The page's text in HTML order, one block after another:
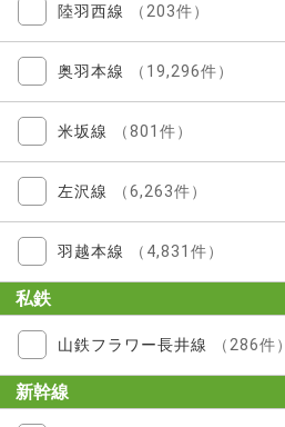
陸羽西線 （203件）
奥羽本線 （19,296件）
米坂線 （801件）
左沢線 （6,263件）
羽越本線 （4,831件）
私鉄
山鉄フラワー長井線 （286件）
新幹線